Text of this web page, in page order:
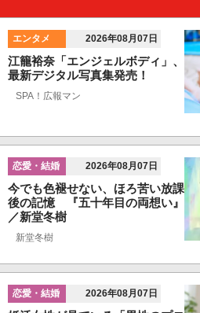
エンタメ 2026年08月07日
江籠裕奈「エンジェルボディ」、
最新デジタル写真集発売！
SPA！広報マン
恋愛・結婚 2026年08月07日
今でも色褪せない、ほろ苦い放課
後の記憶 『五十年目の両想い』
／新堂冬樹
新堂冬樹
恋愛・結婚 2026年08月07日